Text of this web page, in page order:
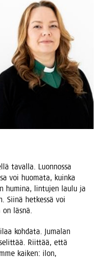
taval­la. Luon­nos­sa
voi huo­ma­ta, kuin­ka
humi­na, lin­tu­jen lau­lu ja
Sii­nä het­kes­sä voi
läsnä.
koh­da­ta. Juma­lan
Riit­tää, että
kai­ken: ilon,